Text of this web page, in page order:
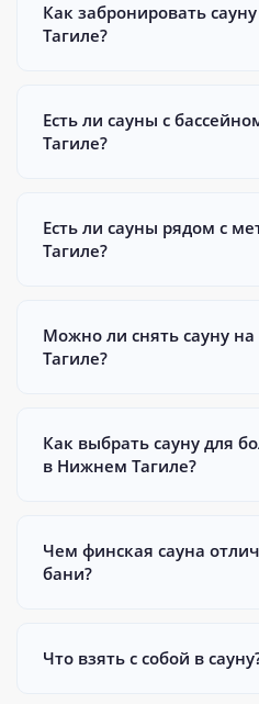
Как забронировать
Тагиле?
Есть ли сауны с
Тагиле?
Есть ли сауны рядом с
Тагиле?
Можно ли снять сауну
Тагиле?
Как выбрать сауну для
в Нижнем Тагиле?
Чем финская сауна
бани?
Что взять с собой в